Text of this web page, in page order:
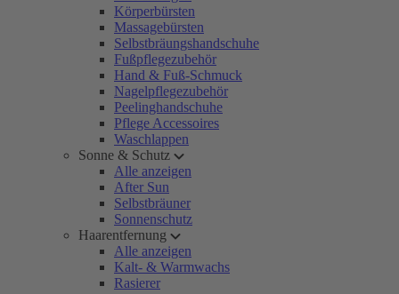
Körperbürsten
Massagebürsten
Selbstbräungshandschuhe
Fußpflegezubehör
Hand & Fuß-Schmuck
Nagelpflegezubehör
Peelinghandschuhe
Pflege Accessoires
Waschlappen
Sonne & Schutz
Alle anzeigen
After Sun
Selbstbräuner
Sonnenschutz
Haarentfernung
Alle anzeigen
Kalt- & Warmwachs
Rasierer